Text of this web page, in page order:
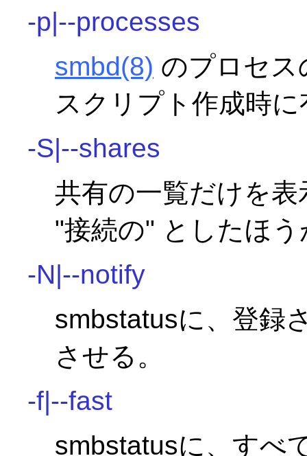
-p|--processes
smbd(8) のプロセス
スクリプト作成時
-S|--shares
共有の一覧だけを
"接続の" としたほ
-N|--notify
smbstatusに、登録
させる。
-f|--fast
smbstatusに、すべ